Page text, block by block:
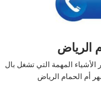
الرياض
الأشياء المهمة التي تشغل بال
أم الحمام الرياض